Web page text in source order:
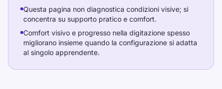
Questa pagina non diagnostica condizioni visive; si
concentra su supporto pratico e comfort.
Comfort visivo e progresso nella digitazione spesso
migliorano insieme quando la configurazione si adatta
al singolo apprendente.